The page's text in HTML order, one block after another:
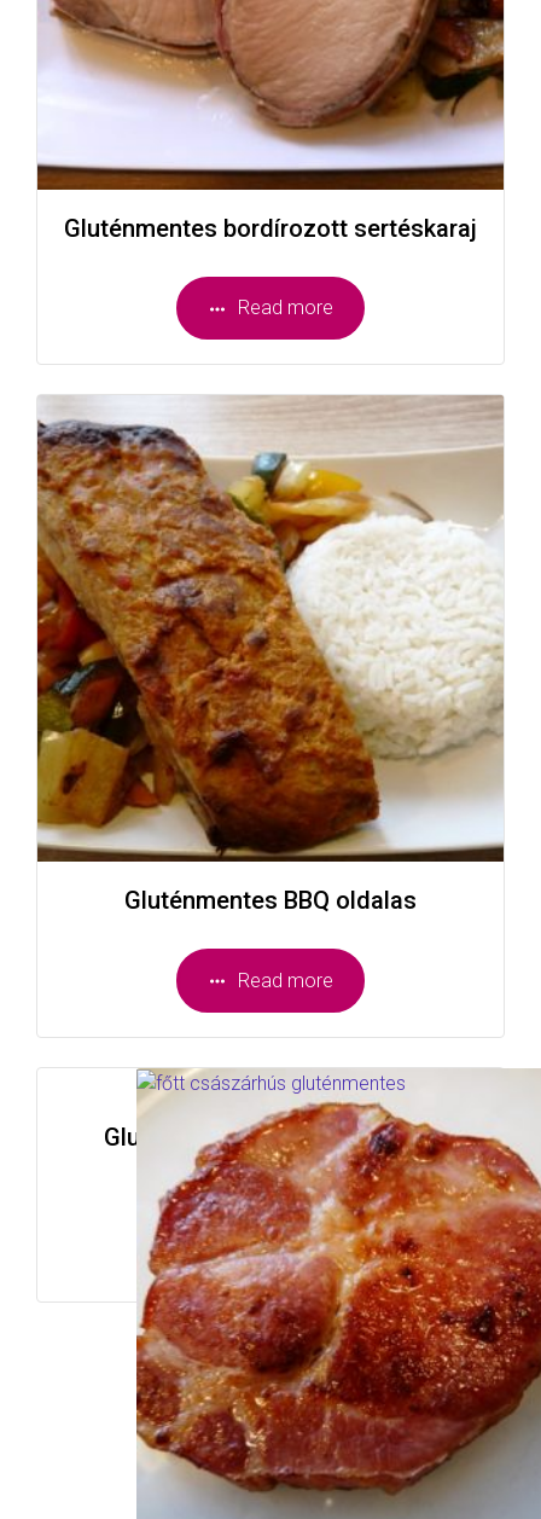
Gluténmentes bordírozott sertéskaraj
Read more
Gluténmentes BBQ oldalas
Read more
Gluténmentes főtt császárhús
rostlapon grillezve
Read more